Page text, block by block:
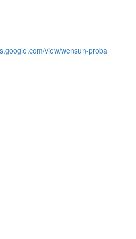
view/wensun-proba